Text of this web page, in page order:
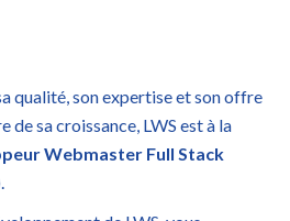
qualité, son expertise et son offre
de sa croissance, LWS est à la
Webmaster Full Stack